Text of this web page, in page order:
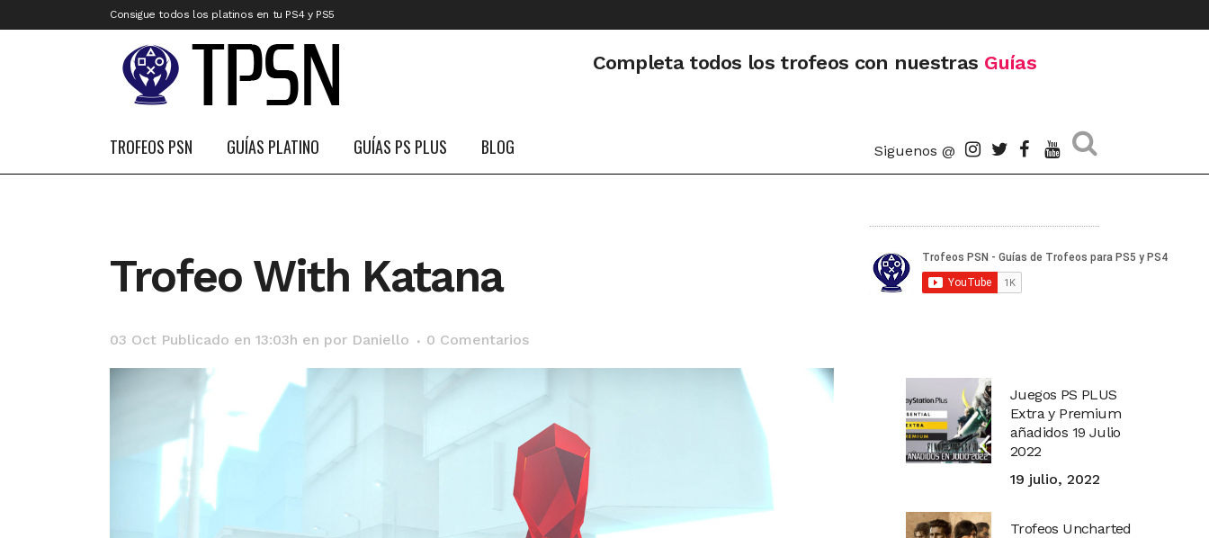
Consigue todos los platinos en tu PS4 y PS5
Completa todos los trofeos con nuestras Guías
TROFEOS PSN GUÍAS PLATINO GUÍAS PS PLUS BLOG Siguenos @
Trofeo With Katana
03 Oct Publicado en 13:03h en por Daniello 0 Comentarios
Juegos PS PLUS
Extra y Premium
añadidos 19 Julio
2022
19 julio, 2022
Trofeos Uncharted